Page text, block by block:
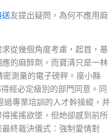
友提出疑問，為何不應用麻
從幾個角度考慮，起首，基
的麻醉劑，而寶清只是一林
密測量的電子磅秤。座小縣
經必定級別的部門同意。同
專業培訓的人才幹操縱，并
搖搖欲墜，但她卻感到前所
終裁決儀式：強制愛情對